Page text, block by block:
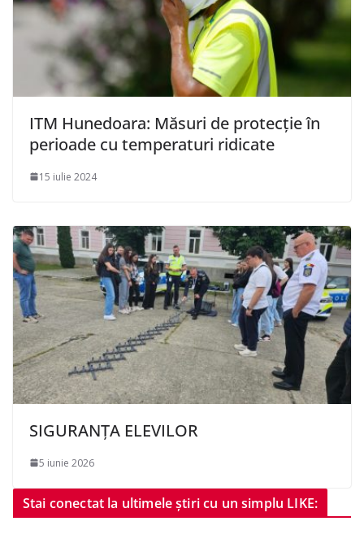
ITM Hunedoara: Măsuri de protecție în
perioade cu temperaturi ridicate
15 iulie 2024
SIGURANȚA ELEVILOR
5 iunie 2026
Stai conectat la ultimele știri cu un simplu LIKE: